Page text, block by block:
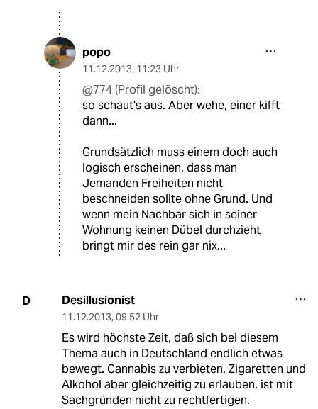
popo
11.12.2013, 11:23 Uhr
@774 (Profil gelöscht):
so schaut's aus. Aber wehe, einer kifft
dann...
Grundsätzlich muss einem doch auch
logisch erscheinen, dass man
Jemanden Freiheiten nicht
beschneiden sollte ohne Grund. Und
wenn mein Nachbar sich in seiner
Wohnung keinen Dübel durchzieht
bringt mir des rein gar nix...
D Desillusionist
11.12.2013, 09:52 Uhr
Es wird höchste Zeit, daß sich bei diesem
Thema auch in Deutschland endlich etwas
bewegt. Cannabis zu verbieten, Zigaretten und
Alkohol aber gleichzeitig zu erlauben, ist mit
Sachgründen nicht zu rechtfertigen.